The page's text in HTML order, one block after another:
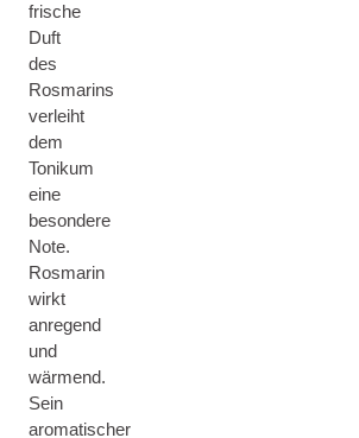
frische
Duft
des
Rosmarins
verleiht
dem
Tonikum
eine
besondere
Note.
Rosmarin
wirkt
anregend
und
wärmend.
Sein
aromatischer